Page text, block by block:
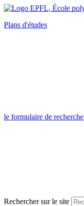
Plans d'études
le formulaire de recherche
Rechercher sur le site